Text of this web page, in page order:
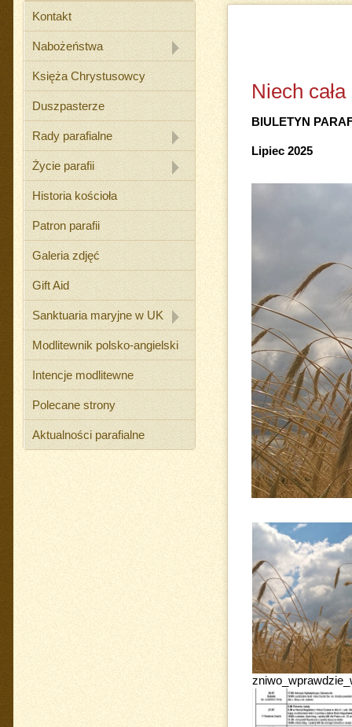
Kontakt
Nabożeństwa
Księża Chrystusowcy
Duszpasterze
Rady parafialne
Życie parafii
Historia kościoła
Patron parafii
Galeria zdjęć
Gift Aid
Sanktuaria maryjne w UK
Modlitewnik polsko-angielski
Intencje modlitewne
Polecane strony
Aktualności parafialne
Niech
BIULETYN
Lipiec 2025